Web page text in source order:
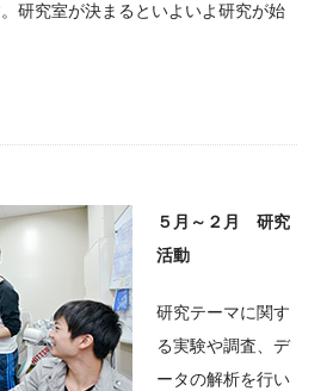
。研究室が決まるといよいよ研究が始
５月～２月 研究
活動
研究テーマに関す
る実験や調査、デ
ータの解析を行い